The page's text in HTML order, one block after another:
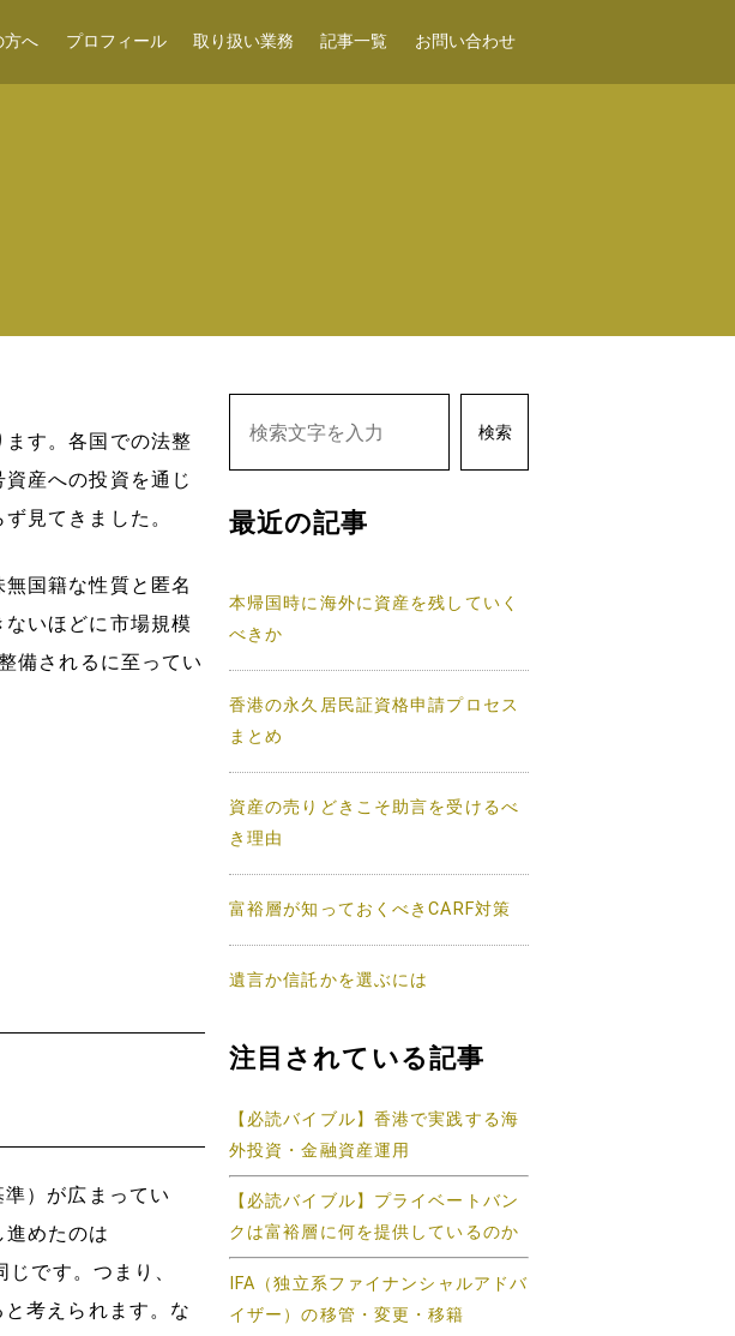
方へ プロフィール 取り扱い業務 記事一覧 お問い合わせ
す。各国での法整
産への投資を通じ
見てきました。
国籍な性質と匿名
いほどに市場規模
備されるに至ってい
）が広まってい
めたのは
です。つまり、
考えられます。な
検索
最近の記事
本帰国時に海外に資産を残していく
べきか
香港の永久居民証資格申請プロセス
まとめ
資産の売りどきこそ助言を受けるべ
き理由
富裕層が知っておくべきCARF対策
遺言か信託かを選ぶには
注目されている記事
【必読バイブル】香港で実践する海
外投資・金融資産運用
【必読バイブル】プライベートバン
クは富裕層に何を提供しているのか
IFA（独立系ファイナンシャルアドバ
イザー）の移管・変更・移籍